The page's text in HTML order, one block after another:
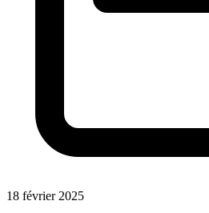
18 février 2025